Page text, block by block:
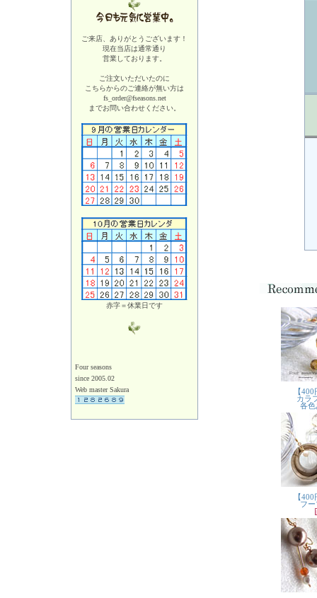
ご来店、ありがとうございます！
現在当店は通常通り
営業しております。
ご注文いただいたのに
こちらからのご連絡が無い方は
fs_order@fseasons.net
までお問い合わせください。
赤字＝休業日です
Four seasons
since 2005.02
Web master Sakura